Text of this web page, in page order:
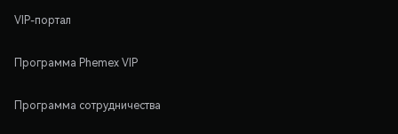
VIP-портал
Программа Phemex VIP
Программа сотрудничества